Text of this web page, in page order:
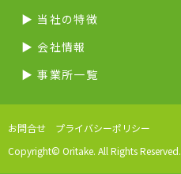
▶︎ 当社の特徴
▶︎ 会社情報
▶︎ 事業所一覧
お問合せ
プライバシーポリシー
Copyright© Oritake. All Rights Reserved.